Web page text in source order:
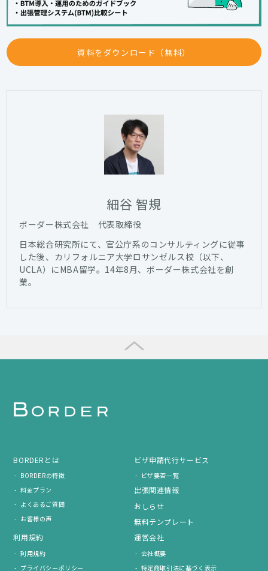
資料をダウンロード（無料）
細谷 智規
ボーダー株式会社 代表取締役
日本総合研究所にて、官公庁系のコンサルティングに従事
した後、カリフォルニア大学ロサンゼルス校（以下、
UCLA）にMBA留学。14年8月、ボーダー株式会社を創
業。
BORDERとは
BORDERの特徴
料金プラン
よくあるご質問
お客様の声
ビザ申請代行サービス
ビザ要否一覧
出張関連情報
おしらせ
無料テンプレート
利用規約
利用規約
プライバシーポリシー
運営会社
会社概要
特定商取引法に基づく表示